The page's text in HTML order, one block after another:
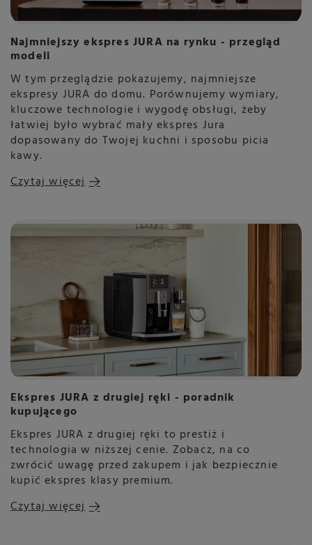
Najmniejszy ekspres JURA na rynku - przegląd
modeli
W tym przeglądzie pokazujemy, najmniejsze
ekspresy JURA do domu. Porównujemy wymiary,
kluczowe technologie i wygodę obsługi, żeby
łatwiej było wybrać mały ekspres Jura
dopasowany do Twojej kuchni i sposobu picia
kawy.
Czytaj więcej
Ekspres JURA z drugiej ręki - poradnik
kupującego
Ekspres JURA z drugiej ręki to prestiż i
technologia w niższej cenie. Zobacz, na co
zwrócić uwagę przed zakupem i jak bezpiecznie
kupić ekspres klasy premium.
Czytaj więcej